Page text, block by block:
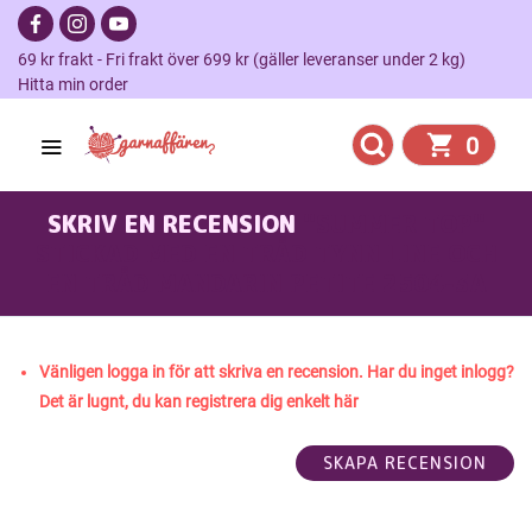
69 kr frakt - Fri frakt över 699 kr (gäller leveranser under 2 kg)
Hitta min order
0
SKRIV EN RECENSION
Vänligen logga in för att skriva en recension. Har du inget inlogg?
Det är lugnt, du kan registrera dig enkelt här